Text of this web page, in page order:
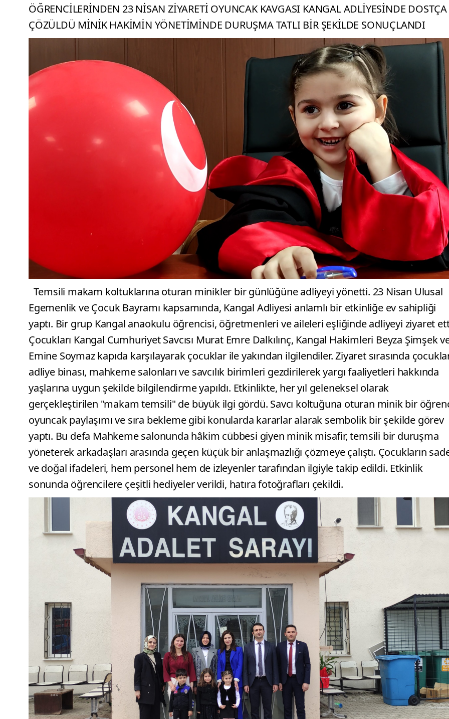
ÖĞRENCİLERİNDEN 23 NİSAN ZİYARETİ OYUNCAK KAVGASI KANGAL ADLİYESİNDE DOSTÇA
ÇÖZÜLDÜ MİNİK HAKİMİN YÖNETİMİNDE DURUŞMA TATLI BİR ŞEKİLDE SONUÇLANDI
Temsili makam koltuklarına oturan minikler bir günlüğüne adliyeyi yönetti. 23 Nisan Ulusal
Egemenlik ve Çocuk Bayramı kapsamında, Kangal Adliyesi anlamlı bir etkinliğe ev sahipliği
yaptı. Bir grup Kangal anaokulu öğrencisi, öğretmenleri ve aileleri eşliğinde adliyeyi ziyaret
Çocukları Kangal Cumhuriyet Savcısı Murat Emre Dalkılınç, Kangal Hakimleri Beyza Şimşek
Emine Soymaz kapıda karşılayarak çocuklar ile yakından ilgilendiler. Ziyaret sırasında
adliye binası, mahkeme salonları ve savcılık birimleri gezdirilerek yargı faaliyetleri hakkında
yaşlarına uygun şekilde bilgilendirme yapıldı. Etkinlikte, her yıl geleneksel olarak
gerçekleştirilen "makam temsili" de büyük ilgi gördü. Savcı koltuğuna oturan minik bir
oyuncak paylaşımı ve sıra bekleme gibi konularda kararlar alarak sembolik bir şekilde görev
yaptı. Bu defa Mahkeme salonunda hâkim cübbesi giyen minik misafir, temsili bir duruşma
yöneterek arkadaşları arasında geçen küçük bir anlaşmazlığı çözmeye çalıştı. Çocukların
ve doğal ifadeleri, hem personel hem de izleyenler tarafından ilgiyle takip edildi. Etkinlik
sonunda öğrencilere çeşitli hediyeler verildi, hatıra fotoğrafları çekildi.